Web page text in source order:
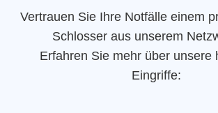
Vertrauen Sie Ihre Notfälle einem
Schlosser aus unserem
Erfahren Sie mehr über unsere
Eingriffe: